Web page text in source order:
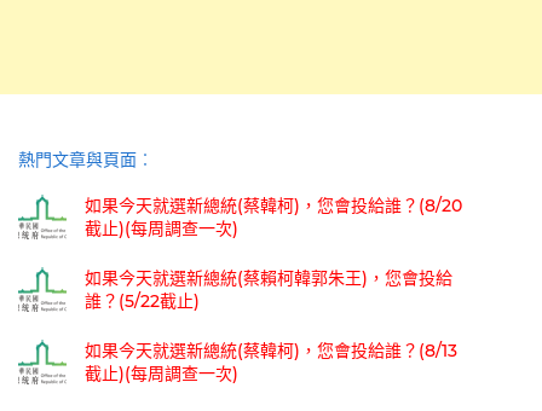
熱門文章與頁面︰
如果今天就選新總統(蔡韓柯)，您會投給誰？(8/20
截止)(每周調查一次)
如果今天就選新總統(蔡賴柯韓郭朱王)，您會投給
誰？(5/22截止)
如果今天就選新總統(蔡韓柯)，您會投給誰？(8/13
截止)(每周調查一次)